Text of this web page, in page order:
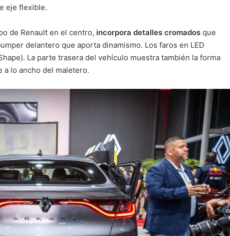
eje flexible.
de Renault en el centro, incorpora detalles cromados que
delantero que aporta dinamismo. Los faros en LED
La parte trasera del vehículo muestra también la forma
a lo ancho del maletero.